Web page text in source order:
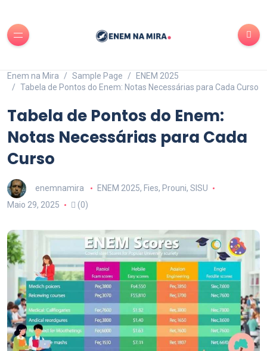
Enem na Mira Sample Page
ENEM 2025
Tabela de Pontos do Enem: Notas Necessárias para Cada Curso
Tabela de Pontos do Enem:
Notas Necessárias para Cada
Curso
enemnamira ENEM 2025, Fies, Prouni, SISU
Maio 29, 2025
(0)